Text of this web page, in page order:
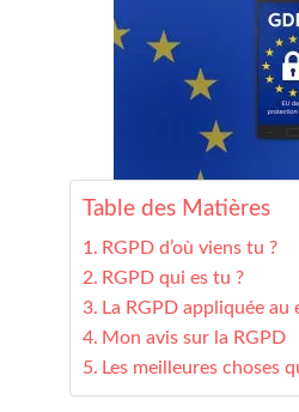
Table des Matières
RGPD d’où viens tu ?
RGPD qui es tu ?
La RGPD appliquée au
Mon avis sur la RGPD
Les meilleures choses